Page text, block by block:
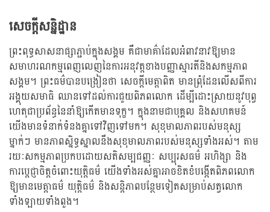
សេចក្តីសន្និដ្ឋាន
ព្រះពុទ្ធសាសនាផ្សាភ្ជាប់ក្នុងសង្គម គឺជាមាគ៌ាដែលអំពាវនាវឱ្យមាន
សមាហរណកម្មពេញលេញនៃការអនុវត្តខាងបញ្ញាស្មារតីនិងសកម្មភាព
សង្គម។ ព្រះធម៌បានបង្រៀនថា សេចក្តីមេត្តាពិត មានព្រុំដែនលើសពីការ
អង្គុយសមាធិ ឈានទៅដល់ការជួយពិភពលោក ដើម្បីដោះស្រាយនូវបុព្វ
ហេតុជាប្រព័ន្ធនៃនាំឱ្យកើតមានទុក្ខ។ ក្នុងនាមជាបុគ្គល និងសហគមន៍
យើងមានទំនាក់ទំនងគ្នាទៅវិញទៅមក។ សុខុមាលភាពរបស់មនុស្ស
ម្នាក់ៗ មានភាពស្និទ្ធស្នាលនឹងសុខុមាលភាពរបស់មនុស្សទាំងអស់។ តាម
រយៈសកម្មភាពប្រកបដោយសតិសម្បជញ្ញៈ សប្បុរសធម៌ អហិង្សា និង
ការប្តេជ្ញាចិត្តចំពោះយុត្តិធម៌ យើងទាំងអស់គ្នាអាចខិតខំបង្កើតពិភពលោក
ឱ្យមានមេត្តាធម៌ យុត្តិធម៌ និងសន្តិភាពបន្ថែមទៀតសម្រាប់សត្វលោក
ទាំងឡាយទាំងពួង។